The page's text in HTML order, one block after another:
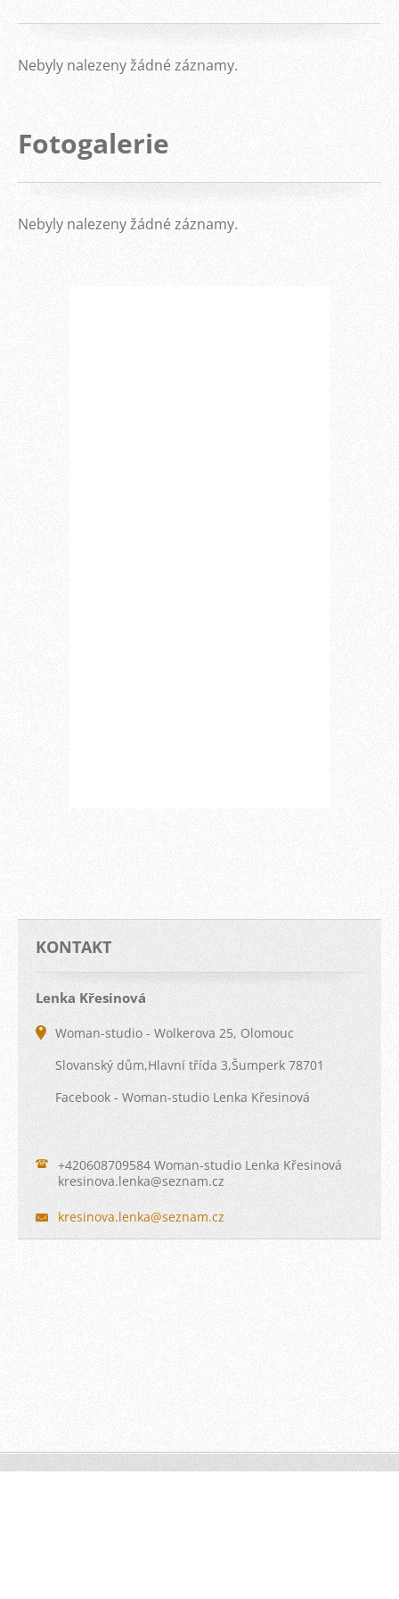
Nebyly nalezeny žádné záznamy.
Fotogalerie
Nebyly nalezeny žádné záznamy.
KONTAKT
Lenka Křesinová
Woman-studio - Wolkerova 25, Olomouc
Slovanský dům,Hlavní třída 3,Šumperk 78701
Facebook - Woman-studio Lenka Křesinová
+420608709584 Woman-studio Lenka Křesinová
kresinova.lenka@seznam.cz
kresinova.lenka@seznam.cz